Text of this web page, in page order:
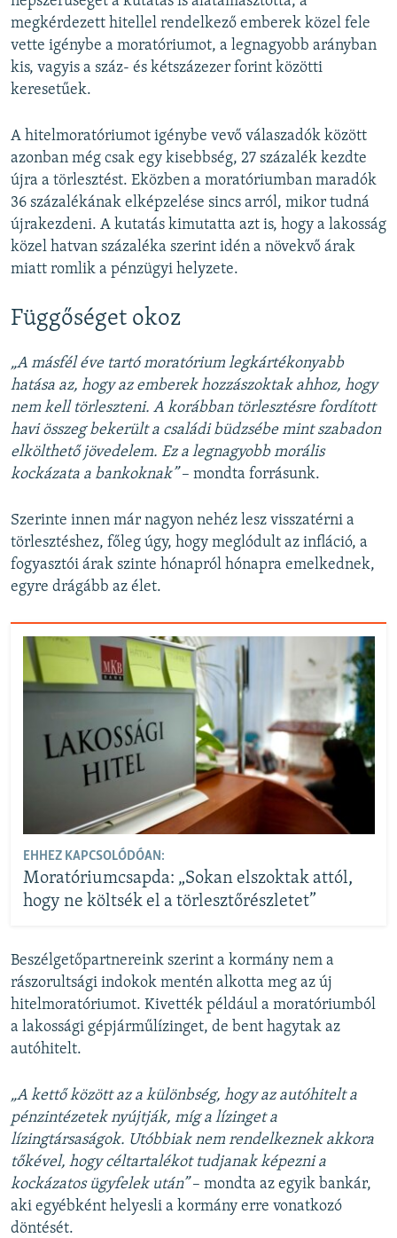
megkérdezett hitellel rendelkező emberek közel fele
vette igénybe a moratóriumot, a legnagyobb arányban
kis, vagyis a száz- és kétszázezer forint közötti
keresetűek.
A hitelmoratóriumot igénybe vevő válaszadók között
azonban még csak egy kisebbség, 27 százalék kezdte
újra a törlesztést. Eközben a moratóriumban maradók
36 százalékának elképzelése sincs arról, mikor tudná
újrakezdeni. A kutatás kimutatta azt is, hogy a lakosság
közel hatvan százaléka szerint idén a növekvő árak
miatt romlik a pénzügyi helyzete.
Függőséget okoz
„A másfél éve tartó moratórium legkártékonyabb
hatása az, hogy az emberek hozzászoktak ahhoz, hogy
nem kell törleszteni. A korábban törlesztésre fordított
havi összeg bekerült a családi büdzsébe mint szabadon
elkölthető jövedelem. Ez a legnagyobb morális
kockázata a bankoknak”– mondta forrásunk.
Szerinte innen már nagyon nehéz lesz visszatérni a
törlesztéshez, főleg úgy, hogy meglódult az infláció, a
fogyasztói árak szinte hónapról hónapra emelkednek,
egyre drágább az élet.
EHHEZ KAPCSOLÓDÓAN:
Moratóriumcsapda: „Sokan elszoktak attól,
hogy ne költsék el a törlesztőrészletet”
Beszélgetőpartnereink szerint a kormány nem a
rászorultsági indokok mentén alkotta meg az új
hitelmoratóriumot. Kivették például a moratóriumból
a lakossági gépjárműlízinget, de bent hagytak az
autóhitelt.
„A kettő között az a különbség, hogy az autóhitelt a
pénzintézetek nyújtják, míg a lízinget a
lízingtársaságok. Utóbbiak nem rendelkeznek akkora
tőkével, hogy céltartalékot tudjanak képezni a
kockázatos ügyfelek után”– mondta az egyik bankár,
aki egyébként helyesli a kormány erre vonatkozó
döntését.